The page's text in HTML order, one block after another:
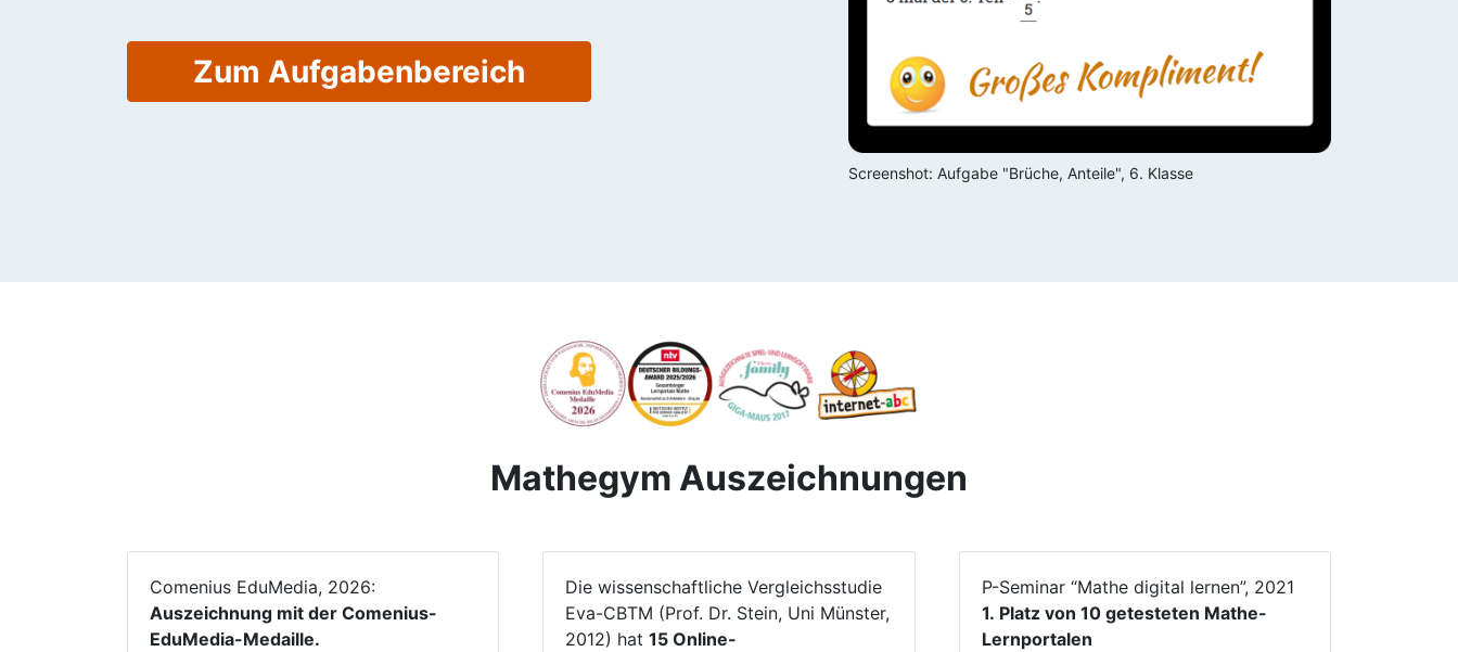
Zum Aufgabenbereich
Screenshot: Aufgabe "Brüche, Anteile", 6. Klasse
Mathegym Auszeichnungen
Comenius EduMedia, 2026:
Auszeichnung mit der Comenius-
EduMedia-Medaille.
Die wissenschaftliche Vergleichsstudie
Eva-CBTM (Prof. Dr. Stein, Uni Münster,
2012) hat15 Online-
P-Seminar “Mathe digital lernen”, 2021
1. Platz von 10 getesteten Mathe-
Lernportalen